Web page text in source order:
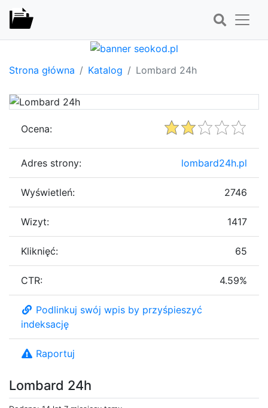
Strona główna Katalog Lombard 24h
Lombard 24h
Ocena:
Adres strony: lombard24h.pl
Wyświetleń: 2746
Wizyt: 1417
Kliknięć: 65
CTR: 4.59%
Podlinkuj swój wpis by przyśpieszyć
indeksację
Raportuj